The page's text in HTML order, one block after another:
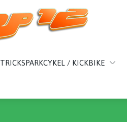
TRICKSPARKCYKEL / KICKBIKE